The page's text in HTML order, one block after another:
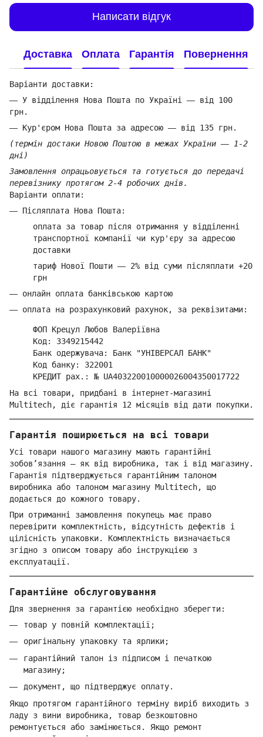
Написати відгук
Доставка Оплата Гарантія Повернення
Варіанти доставки:
— У відділення Нова Пошта по Україні — від 100
грн.
— Кур'єром Нова Пошта за адресою — від 135 грн.
(термін достаки Новою Поштою в межах України — 1-2
дні)
Замовлення опрацьовується та готується до передачі
перевізнику протягом 2-4 робочих днів.
Варіанти оплати:
— Післяплата Нова Пошта:
оплата за товар після отримання у відділенні
транспортної компанії чи кур'єру за адресою
доставки
тариф Нової Пошти — 2% від суми післяплати +20
грн
— онлайн оплата банківською картою
— оплата на розрахунковий рахунок, за реквізитами:
ФОП Крецул Любов Валеріївна
Код: 3349215442
Банк одержувача: Банк "УНІВЕРСАЛ БАНК"
Код банку: 322001
КРЕДИТ рах.: № UA403220010000026004350017722
На всі товари, придбані в інтернет-магазині
Multitech, діє гарантія 12 місяців від дати покупки.
Гарантія поширюється на всі товари
Усі товари нашого магазину мають гарантійні
зобов’язання — як від виробника, так і від магазину.
Гарантія підтверджується гарантійним талоном
виробника або талоном магазину Multitech, що
додається до кожного товару.
При отриманні замовлення покупець має право
перевірити комплектність, відсутність дефектів і
цілісність упаковки. Комплектність визначається
згідно з описом товару або інструкцією з
експлуатації.
Гарантійне обслуговування
Для звернення за гарантією необхідно зберегти:
товар у повній комплектації;
оригінальну упаковку та ярлики;
гарантійний талон із підписом і печаткою
магазину;
документ, що підтверджує оплату.
Якщо протягом гарантійного терміну виріб виходить з
ладу з вини виробника, товар безкоштовно
ремонтується або замінюється. Якщо ремонт